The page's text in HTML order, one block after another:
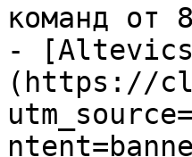
команд от
-
(https://